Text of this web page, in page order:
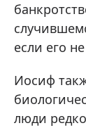
если его
Иосиф
люди